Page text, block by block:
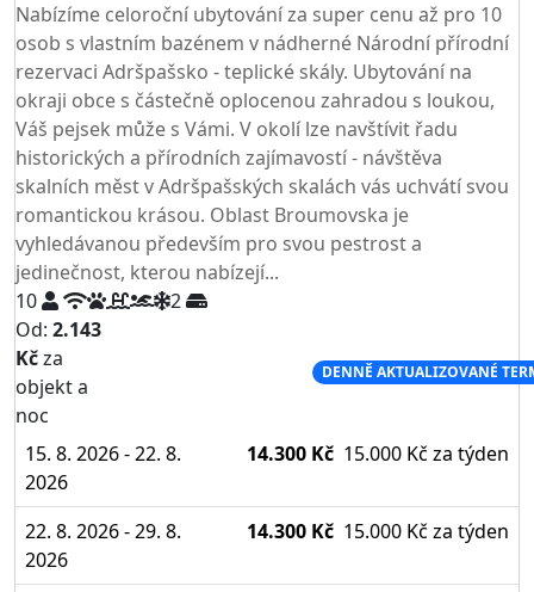
Nabízíme celoroční ubytování za super cenu až pro 10
osob s vlastním bazénem v nádherné Národní přírodní
rezervaci Adršpašsko - teplické skály. Ubytování na
okraji obce s částečně oplocenou zahradou s loukou,
Váš pejsek může s Vámi. V okolí lze navštívit řadu
historických a přírodních zajímavostí - návštěva
skalních měst v Adršpašských skalách vás uchvátí svou
romantickou krásou. Oblast Broumovska je
vyhledávanou především pro svou pestrost a
jedinečnost, kterou nabízejí...
10
2
Od: 2.143
Kčza
objekt a
noc
DENNĚ AKTUALIZOVANÉ
15. 8. 2026 - 22. 8.
2026
14.300 Kč 15.000 Kč za týden
22. 8. 2026 - 29. 8.
2026
14.300 Kč 15.000 Kč za týden